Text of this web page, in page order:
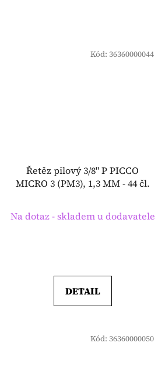
Řetěz pilový 3/8" P PICCO
MICRO 3 (PM3), 1,3 MM - 44 čl.
Na dotaz - skladem u dodavatele
DETAIL
Kód: 36360000044
Kód: 36360000050